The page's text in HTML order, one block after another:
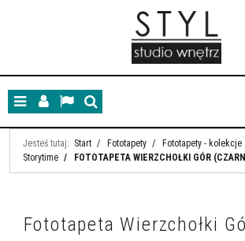
MenuPanelLangSzukaj
Jesteś tutaj: Start / Fototapety / Fototapety - kolekcje
Storytime / FOTOTAPETA WIERZCHOŁKI GÓR
Fototapeta Wierzchołki